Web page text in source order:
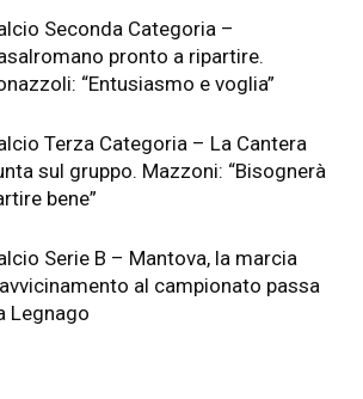
Seconda Categoria –
pronto a ripartire.
“Entusiasmo e voglia”
Terza Categoria – La Cantera
sul gruppo. Mazzoni: “Bisognerà
bene”
Serie B – Mantova, la marcia
al campionato passa
Legnago